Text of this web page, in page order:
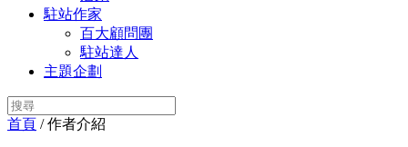
駐站作家
百大顧問團
駐站達人
主題企劃
首頁 / 作者介紹